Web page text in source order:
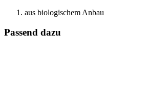
aus biologischem Anbau
Passend dazu